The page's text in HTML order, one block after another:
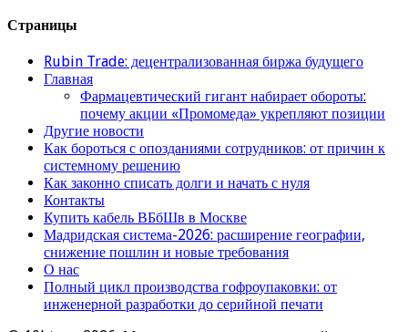
Страницы
Rubin Trade: децентрализованная биржа будущего
Главная
Фармацевтический гигант набирает обороты:
почему акции «Промомеда» укрепляют позиции
Другие новости
Как бороться с опозданиями сотрудников: от причин к
системному решению
Как законно списать долги и начать с нуля
Контакты
Купить кабель ВБбШв в Москве
Мадридская система-2026: расширение географии,
снижение пошлин и новые требования
О нас
Полный цикл производства гофроупаковки: от
инженерной разработки до серийной печати